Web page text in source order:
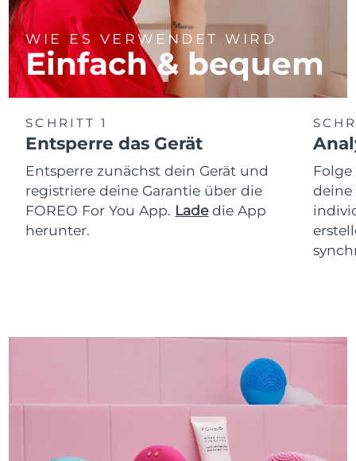
WIE ES VERWENDET WIRD
Einfach & bequem
SCHRITT 1
Entsperre das Gerät
Entsperre zunächst dein Gerät und
registriere deine Garantie über die
FOREO For You App. Ladedie App
herunter.
deine